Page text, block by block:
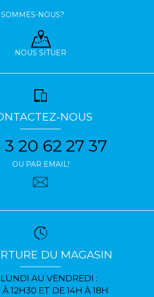
NOUS?
NOUS SITUER
NOUS
3 20 62 27 37
OU PAR EMAIL!
DU MAGASIN
AU VENDREDI :
12H30 ET DE 14H À 18H